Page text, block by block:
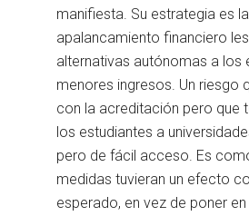
manifiesta. Su estrategia es
apalancamiento financiero
alternativas autónomas a los
menores ingresos. Un riesgo
con la acreditación pero que
los estudiantes a
pero de fácil acceso. Es
medidas tuvieran un efecto
esperado, en vez de poner